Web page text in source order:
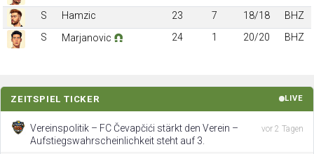
S
Hamzic 23 7 18/18
BHZ
S
Marjanovic 24 1 20/20 BHZ
ZEITSPIEL TICKER LIVE
Vereinspolitik – FC Čevapčići stärkt den Verein –
Aufstiegswahrscheinlichkeit steht auf 3.
vor 2 Tagen